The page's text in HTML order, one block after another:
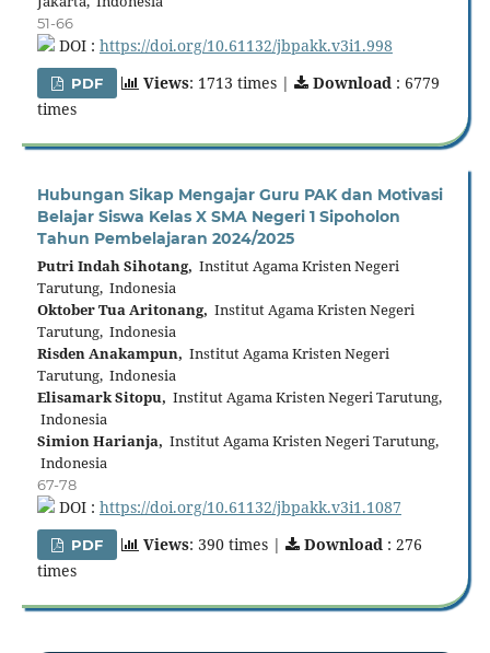
51-66
DOI : https://doi.org/10.61132/jbpakk.v3i1.998
PDF Views: 1713 times | Download : 6779
times
Hubungan Sikap Mengajar Guru PAK dan Motivasi
Belajar Siswa Kelas X SMA Negeri 1 Sipoholon
Tahun Pembelajaran 2024/2025
Putri Indah Sihotang, Institut Agama Kristen Negeri
Tarutung, Indonesia
Oktober Tua Aritonang, Institut Agama Kristen Negeri
Tarutung, Indonesia
Risden Anakampun, Institut Agama Kristen Negeri
Tarutung, Indonesia
Elisamark Sitopu, Institut Agama Kristen Negeri Tarutung,
Indonesia
Simion Harianja, Institut Agama Kristen Negeri Tarutung,
Indonesia
67-78
DOI : https://doi.org/10.61132/jbpakk.v3i1.1087
PDF Views: 390 times | Download : 276
times